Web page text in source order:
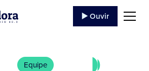
▶️ Ouvir
Equipe